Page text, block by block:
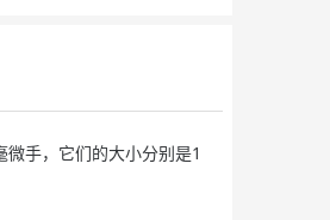
手，它们的大小分别是1